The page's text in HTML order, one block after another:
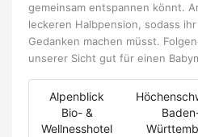
gemeinsam entspannen könnt.
leckeren Halbpension, sodass
Gedanken machen müsst.
unserer Sicht gut für einen
Alpenblick
Bio- &
Wellnesshotel